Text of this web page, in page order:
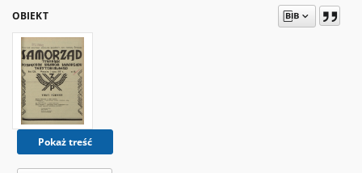
OBIEKT
Pokaż treść